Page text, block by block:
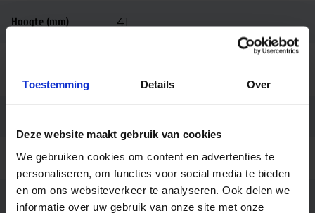
Toestemming Details Over
Deze website maakt gebruik van cookies
We gebruiken cookies om content en advertenties te
personaliseren, om functies voor social media te bieden
en om ons websiteverkeer te analyseren. Ook delen we
informatie over uw gebruik van onze site met onze
Hoogte (mm) 41
Kleur Aluminium